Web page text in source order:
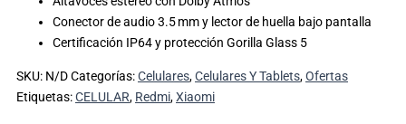
Conector de audio 3.5 mm y lector de huella bajo pantalla
Certificación IP64 y protección Gorilla Glass 5
SKU: N/DCategorías:Celulares,Celulares Y Tablets,Ofertas
Etiquetas:CELULAR, Redmi,Xiaomi